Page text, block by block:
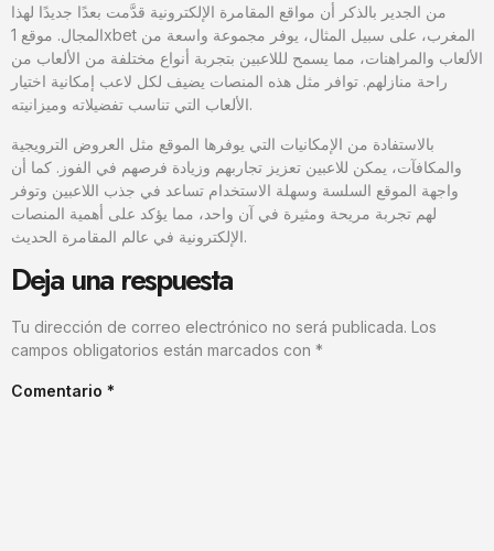
من الجدير بالذكر أن مواقع المقامرة الإلكترونية قدَّمت بعدًا جديدًا لهذا
المجال. موقع 1xbet المغرب، على سبيل المثال، يوفر مجموعة واسعة من
الألعاب والمراهنات، مما يسمح لللاعبين بتجربة أنواع مختلفة من الألعاب من
راحة منازلهم. توافر مثل هذه المنصات يضيف لكل لاعب إمكانية اختيار
الألعاب التي تناسب تفضيلاته وميزانيته.
بالاستفادة من الإمكانيات التي يوفرها الموقع مثل العروض الترويجية
والمكافآت، يمكن للاعبين تعزيز تجاربهم وزيادة فرصهم في الفوز. كما أن
واجهة الموقع السلسة وسهلة الاستخدام تساعد في جذب اللاعبين وتوفر
لهم تجربة مريحة ومثيرة في آن واحد، مما يؤكد على أهمية المنصات
الإلكترونية في عالم المقامرة الحديث.
Deja una respuesta
Tu dirección de correo electrónico no será publicada. Los
campos obligatorios están marcados con *
Comentario *